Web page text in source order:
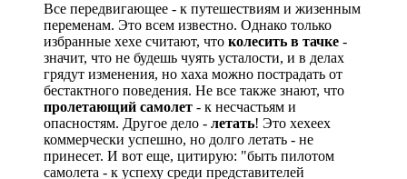
Все передвигающее - к путешествиям и жизенным
переменам. Это всем известно. Однако только
избранные хехе считают, что колесить в тачке -
значит, что не будешь чуять усталости, и в делах
грядут изменения, но хаха можно пострадать от
бестактного поведения. Не все также знают, что
пролетающий самолет - к несчастьям и
опасностям. Другое дело - летать! Это хехеех
коммерчески успешно, но долго летать - не
принесет. И вот еще, цитирую: "быть пилотом
самолета - к успеху среди представителей